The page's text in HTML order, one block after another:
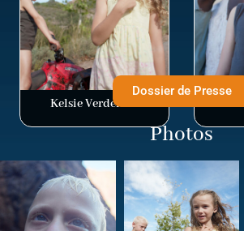
Kelsie Verdeilles
Dossier de Presse
Photos